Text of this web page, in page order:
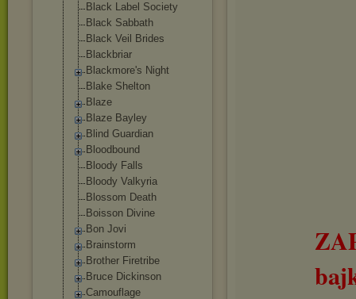
Black Label Society
Black Sabbath
Black Veil Brides
Blackbriar
Blackmore's Night
Blake Shelton
Blaze
Blaze Bayley
Blind Guardian
Bloodbound
Bloody Falls
Bloody Valkyria
Blossom Death
Boisson Divine
Bon Jovi
Brainstorm
Brother Firetribe
Bruce Dickinson
Camouflage